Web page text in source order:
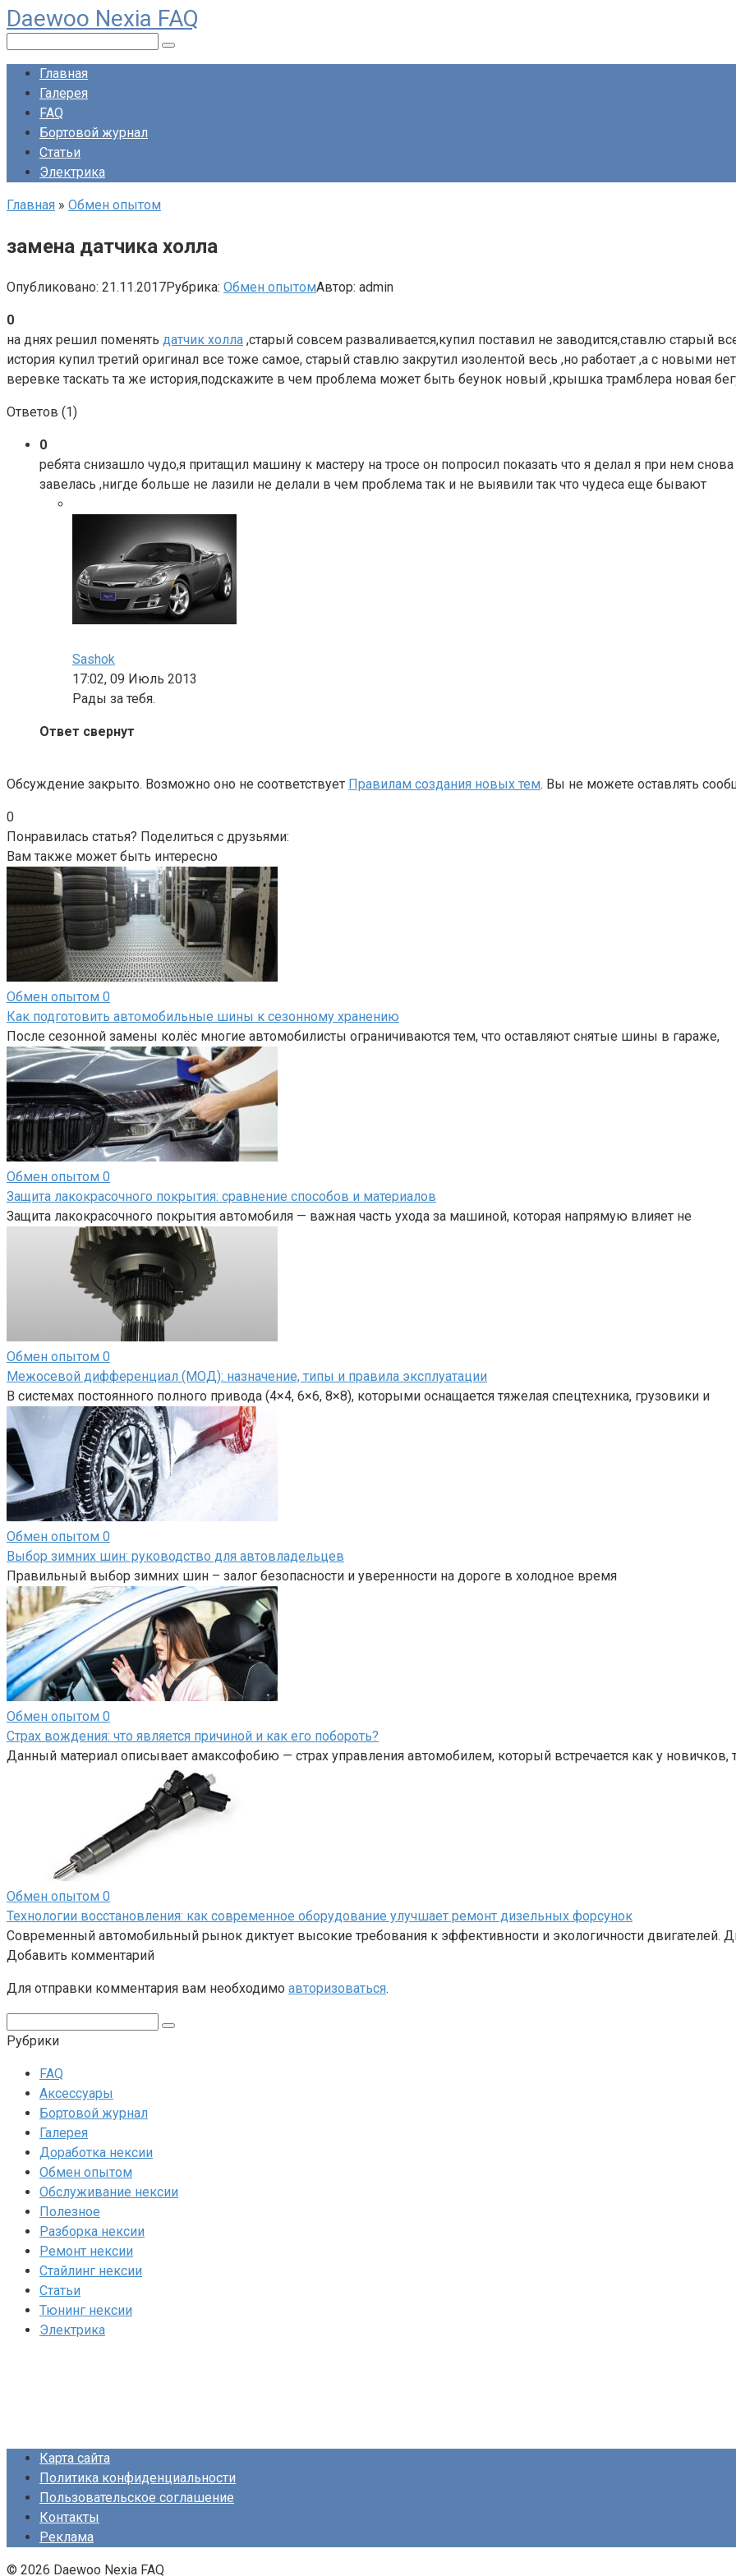
Перейти
к
контенту
Daewoo Nexia FAQ
Главная
Галерея
FAQ
Бортовой журнал
Статьи
Электрика
Главная » Обмен опытом
замена датчика холла
Опубликовано: 21.11.2017Рубрика: Обмен опытомАвтор: admin
0
на днях решил поменять датчик холла ,старый совсем разваливается,купил поставил не заводится,ставлю старый
история купил третий оригинал все тоже самое, старый ставлю закрутил изолентой весь ,но работает ,а с новыми
веревке таскать та же история,подскажите в чем проблема может быть беунок новый ,крышка трамблера новая
Ответов (1)
0
ребята снизашло чудо,я притащил машину к мастеру на тросе он попросил показать что я делал я при нем
завелась ,нигде больше не лазили не делали в чем проблема так и не выявили так что чудеса еще бывают
Sashok
17:02, 09 Июль 2013
Рады за тебя.
Ответ свернут
Обсуждение закрыто. Возможно оно не соответствует Правилам создания новых тем. Вы не можете оставлять
0
Понравилась статья? Поделиться с друзьями:
Вам также может быть интересно
Обмен опытом 0
Как подготовить автомобильные шины к сезонному хранению
После сезонной замены колёс многие автомобилисты ограничиваются тем, что оставляют снятые шины в гараже,
Обмен опытом 0
Защита лакокрасочного покрытия: сравнение способов и материалов
Защита лакокрасочного покрытия автомобиля — важная часть ухода за машиной, которая напрямую влияет не
Обмен опытом 0
Межосевой дифференциал (МОД): назначение, типы и правила эксплуатации
В системах постоянного полного привода (4×4, 6×6, 8×8), которыми оснащается тяжелая спецтехника, грузовики и
Обмен опытом 0
Выбор зимних шин: руководство для автовладельцев
Правильный выбор зимних шин – залог безопасности и уверенности на дороге в холодное время
Обмен опытом 0
Страх вождения: что является причиной и как его побороть?
Данный материал описывает амаксофобию — страх управления автомобилем, который встречается как у новичков,
Обмен опытом 0
Технологии восстановления: как современное оборудование улучшает ремонт дизельных форсунок
Современный автомобильный рынок диктует высокие требования к эффективности и экологичности двигателей.
Добавить комментарий
Для отправки комментария вам необходимо авторизоваться.
Рубрики
FAQ
Аксессуары
Бортовой журнал
Галерея
Доработка нексии
Обмен опытом
Обслуживание нексии
Полезное
Разборка нексии
Ремонт нексии
Стайлинг нексии
Статьи
Тюнинг нексии
Электрика
Карта сайта
Политика конфиденциальности
Пользовательское соглашение
Контакты
Реклама
© 2026 Daewoo Nexia FAQ